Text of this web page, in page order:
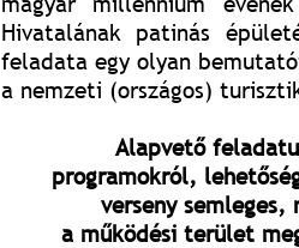
Hivatalának patinás
feladata egy olyan
a nemzeti (országos)
Alapvető
programokról,
verseny
a működési terület